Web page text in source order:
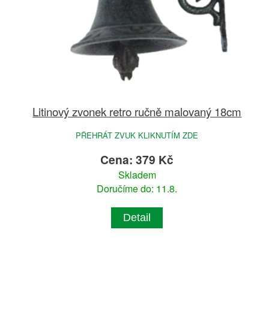
Litinový zvonek retro ručně malovaný 18cm
PŘEHRÁT ZVUK KLIKNUTÍM ZDE
Cena: 379 Kč
Skladem
Doručíme do: 11.8.
Detail